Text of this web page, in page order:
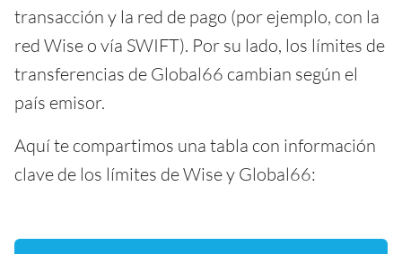
transacción y la red de pago (por ejemplo, con la
red Wise o vía SWIFT). Por su lado, los límites de
transferencias de Global66 cambian según el
país emisor.
Aquí te compartimos una tabla con información
clave de los límites de Wise y Global66: